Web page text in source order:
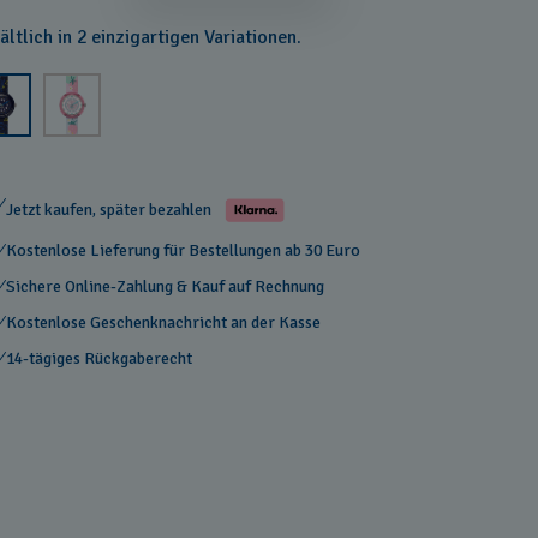
in 2 einzigartigen Variationen.
Jetzt kaufen, später bezahlen
Kostenlose Lieferung für Bestellungen ab 30 Euro
Sichere Online-Zahlung & Kauf auf Rechnung
Kostenlose Geschenknachricht an der Kasse
14-tägiges Rückgaberecht